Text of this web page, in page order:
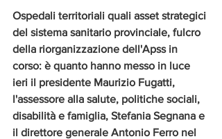
Ospedali territoriali quali asset strategici
del sistema sanitario provinciale, fulcro
della riorganizzazione dell'Apss in
corso: è quanto hanno messo in luce
ieri il presidente Maurizio Fugatti,
l'assessore alla salute, politiche sociali,
disabilità e famiglia, Stefania Segnana e
il direttore generale Antonio Ferro nel